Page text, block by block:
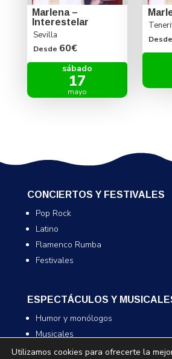
Marlena –
Interestelar
Sevilla
Desde 60€
sábado
17
mayo
Desde
CONCIERTOS Y FESTIVALES
Pop Rock
Latino
Flamenco Rumba
Festivales
ESPECTÁCULOS Y
Humor y monólogos
Musicales
Infantil y familiar
Utilizamos cookies para ofrecerte la